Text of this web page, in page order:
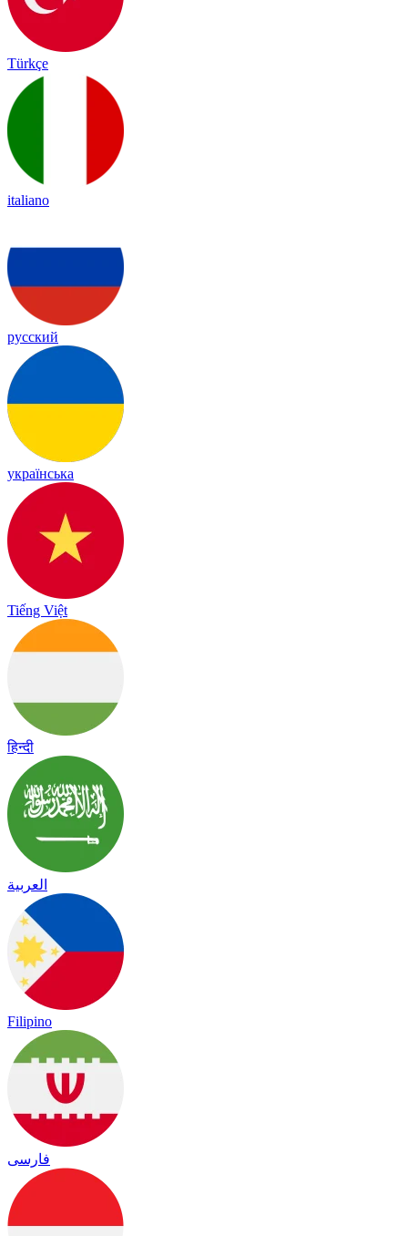
Türkçe
italiano
русский
українська
Tiếng Việt
हिन्दी
العربية
Filipino
فارسی